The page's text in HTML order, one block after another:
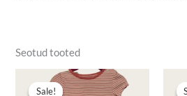
Seotud tooted
Sale!
Sale!
Algne
hind
Praegune
hind